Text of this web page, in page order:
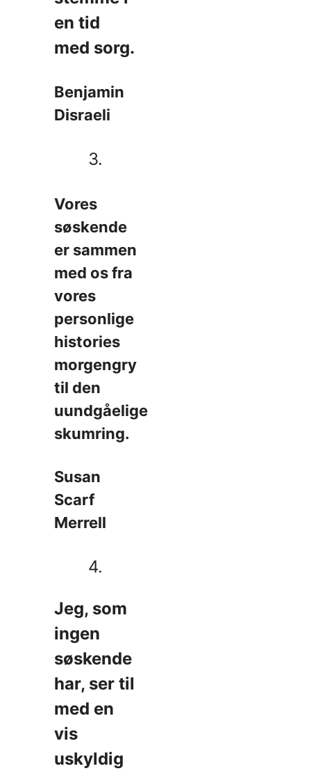
en tid
med sorg.
Benjamin
Disraeli
3.
Vores
søskende
er sammen
med os fra
vores
personlige
histories
morgengry
til den
uundgåelige
skumring.
Susan
Scarf
Merrell
4.
Jeg, som
ingen
søskende
har, ser til
med en
vis
uskyldig